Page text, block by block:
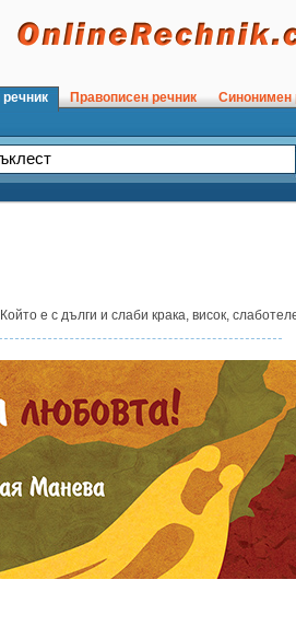
Правописен речник Синонимен
Който е с дълги и слаби крака, висок,